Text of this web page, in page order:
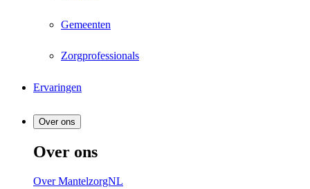
Gemeenten
Zorgprofessionals
Ervaringen
Over ons
Over ons
Over MantelzorgNL